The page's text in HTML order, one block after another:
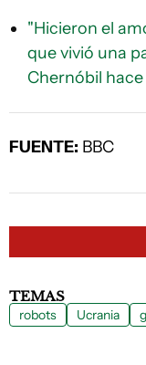
"Hicieron el
que vivió una
Chernóbil
FUENTE: BBC
TEMAS
robots Ucrania